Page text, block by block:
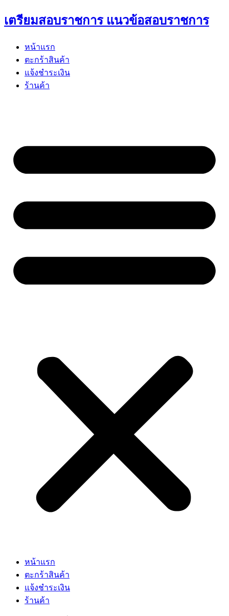
Skip
to
เตรียมสอบราชการ แนวข้อสอบราชการ
หน้าแรก
ตะกร้าสินค้า
แจ้งชำระเงิน
ร้านค้า
หน้าแรก
ตะกร้าสินค้า
แจ้งชำระเงิน
ร้านค้า